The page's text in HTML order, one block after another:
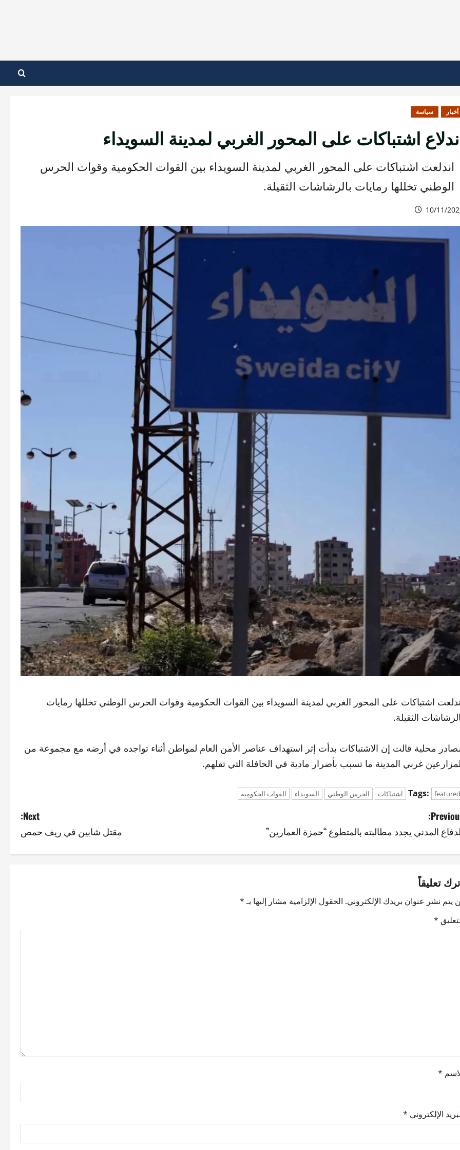
أخبار سياسة
اشتباكات على المحور الغربي لمدينة السويداء
اندلعت اشتباكات على المحور الغربي لمدينة السويداء بين القوات الحكومية وقوات الحرس
الوطني تخللها رمايات بالرشاشات الثقيلة.
10/11/
اشتباكات على المحور الغربي لمدينة السويداء بين القوات الحكومية وقوات الحرس الوطني تخللها رمايات
الثقيلة.
محلية قالت إن الاشتباكات بدأت إثر استهداف عناصر الأمن العام لمواطن أثناء تواجده في أرضه مع مجموعة من
غربي المدينة ما تسبب بأضرار مادية في الحافلة التي تقلهم.
Tags: featured اشتباكات الحرس الوطني السويداء القوات الحكومية
المدني يجدد مطالبته بالمتطوع “حمزة العمارين”
Next:
مقتل شابين في ريف حمص
تعليقاً
يتم نشر عنوان بريدك الإلكتروني. الحقول الإلزامية مشار إليها بـ*
*
*
الإلكتروني *